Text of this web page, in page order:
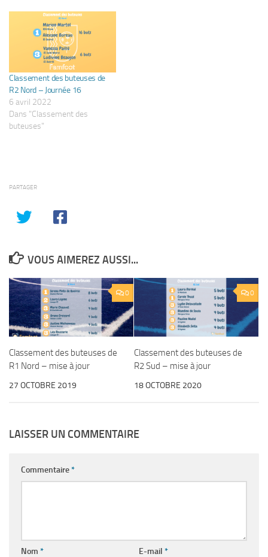
Classement des buteuses de
R2 Nord – Journée 16
6 avril 2022
Dans "Classement des
buteuses"
PARTAGER
VOUS AIMEREZ AUSSI...
0
Classement des buteuses de
R1 Nord – mise à jour
27 OCTOBRE 2019
0
Classement des buteuses de
R2 Sud – mise à jour
18 OCTOBRE 2020
LAISSER UN COMMENTAIRE
Commentaire*
Nom * E-mail *